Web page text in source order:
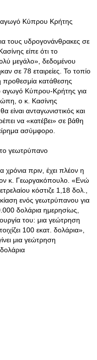
αγωγό Κύπρου Κρήτης
τους υδρογονάνθρακες σε
είπε ότι το
μεγάλο», δεδομένου
σε 78 εταιρείες. Το τοπίο
προθεσμία κατάθεσης
αγωγό Κύπρου-Κρήτης για
ο κ. Κασίνης
είναι ανταγωνιστικός και
να «κατέβει» σε βάθη
ασύμφορο.
το γεωτρύπανο
πριν, έχει πλέον η
κ. Γεωργακόπουλο. «Ενώ
κόστιζε 1,18 δολ.,
ενός γεωτρύπανου για
δολάρια ημερησίως,
του: μια γεώτρηση
100 εκατ. δολάρια»,
μια γεώτρηση